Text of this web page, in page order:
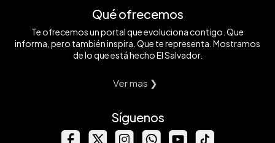
Qué ofrecemos
Te ofrecemos un portal que evoluciona contigo. Que
informa, pero también inspira. Que te representa. Mostramos
de lo que está hecho El Salvador.
Ver mas ❯
Síguenos